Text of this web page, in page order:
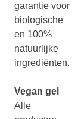
garantie voor
biologische
en 100%
natuurlijke
ingrediënten.
Vegan gel
Alle